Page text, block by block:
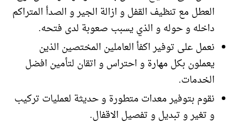
العطل مع تنظيف القفل و ازالة الجير و الصدأ المتراكم
داخله و حوله و الذي يسبب صعوبة لدى فتحه.
نعمل على توفير اكفأ العاملين المختصين الذين
يعملون بكل مهارة و احتراس و اتقان لتأمين افضل
الخدمات.
نقوم بتوفير معدات متطورة و حديثة لعمليات تركيب
و تغير و تبديل و تفصيل الاقفال.